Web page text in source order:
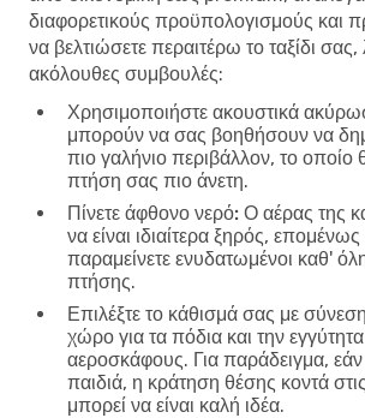
διαφορετικούς προϋπολογισμούς και
να βελτιώσετε περαιτέρω το ταξίδι
ακόλουθες συμβουλές:
Χρησιμοποιήστε ακουστικά
μπορούν να σας βοηθήσουν να
πιο γαλήνιο περιβάλλον, το οποίο
πτήση σας πιο άνετη.
Πίνετε άφθονο νερό: Ο αέρας της
να είναι ιδιαίτερα ξηρός,
παραμείνετε ενυδατωμένοι καθ'
πτήσης.
Επιλέξτε το κάθισμά σας με
χώρο για τα πόδια και την εγγύτητα
αεροσκάφους. Για παράδειγμα, εάν
παιδιά, η κράτηση θέσης κοντά
μπορεί να είναι καλή ιδέα.